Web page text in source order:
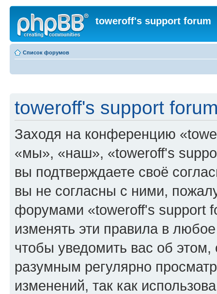
toweroff's support forum
Список форумов
toweroff's support
Заходя на конференцию
«мы», «наш», «toweroff's
вы подтверждаете своё
вы не согласны с ними,
форумами «toweroff's support
изменять эти правила в
чтобы уведомить вас об
разумным регулярно
изменений, так как